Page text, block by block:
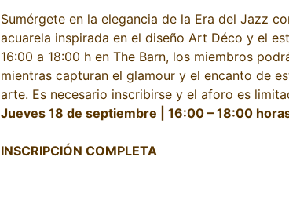
Sumérgete en la elegancia de la Era del Jazz
acuarela inspirada en el diseño Art Déco y el
16:00 a 18:00 h en The Barn, los miembros
mientras capturan el glamour y el encanto de
arte. Es necesario inscribirse y el aforo es
Jueves 18 de septiembre | 16:00 – 18:00
INSCRIPCIÓN COMPLETA